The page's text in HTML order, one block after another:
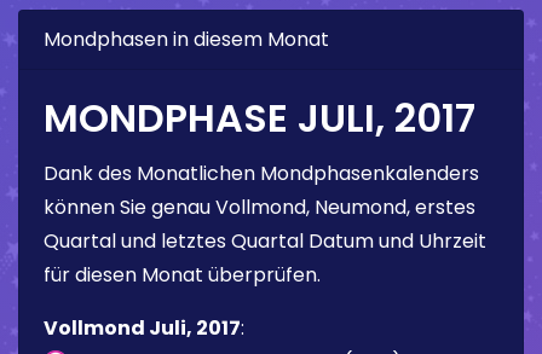
Mondphasen in diesem Monat
MONDPHASE JULI, 2017
Dank des Monatlichen Mondphasenkalenders
können Sie genau Vollmond, Neumond, erstes
Quartal und letztes Quartal Datum und Uhrzeit
für diesen Monat überprüfen.
Vollmond Juli, 2017: